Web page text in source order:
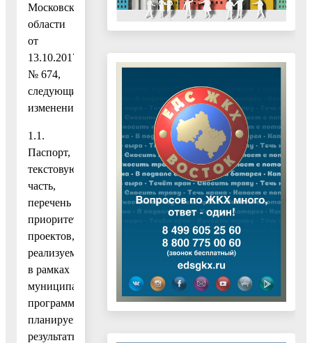
Московской
области
от
13.10.2017
№ 674,
следующие
изменения:
1.1.
Паспорт,
текстовую
часть,
перечень
приоритетных
проектов,
реализуемых
в рамках
муниципальной
программы,
планируемые
результаты